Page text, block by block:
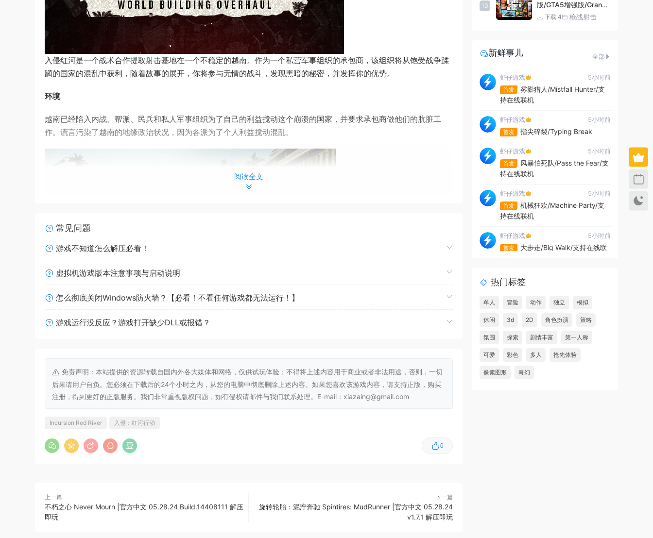
入侵红河是一个战术合作提取射击基地在一个不稳定的越南。作为一个私营军事组织的承包商，该组织将从饱受战争蹂
躏的国家的混乱中获利，随着故事的展开，你将参与无情的战斗，发现黑暗的秘密，并发挥你的优势。
环境
越南已经陷入内战。帮派、民兵和私人军事组织为了自己的利益搅动这个崩溃的国家，并要求承包商做他们的肮脏工
作。谎言污染了越南的地缘政治状况，因为各派为了个人利益搅动混乱。
来的几十年里重建并繁荣起来，特别是通过武器出口。然而，1990年苏联的解体让越南变得脆弱。西方的经济渗透和文
西方势力的私人军事组织的幌子。在接下来的两年里，美国和中国之间的秘密和秘密行动冲突导致越南社会崩溃。国际
游戏部分
阅读全文
常见问题
游戏不知道怎么解压必看！
虚拟机游戏版本注意事项与启动说明
怎么彻底关闭Windows防火墙？【必看！不看任何游戏都无法运行！】
游戏运行没反应？游戏打开缺少DLL或报错？
免责声明：本站提供的资源转载自国内外各大媒体和网络，仅供试玩体验；不得将上述内容用于商业或者非法用途，否则，一切
后果请用户自负。您必须在下载后的24个小时之内，从您的电脑中彻底删除上述内容。如果您喜欢该游戏内容，请支持正版，购买
注册，得到更好的正版服务。我们非常重视版权问题，如有侵权请邮件与我们联系处理。E-mail：xiazaing@gmail.com
0
Incursion Red River 入侵：红河行动
上一篇
不朽之心 Never Mourn |官方中文 05.28.24 Build.14408111 解压
即玩
下一篇
旋转轮胎：泥泞奔驰 Spintires: MudRunner |官方中文 05.28.24
v1.7.1 解压即玩
10
版/GTA5增强版/Grand
Theft Auto V
下载 4 枪战射击
新鲜事儿 全部
虾仔游戏 5小时前
首发
雾影猎人/Mistfall Hunter/支
持在线联机
虾仔游戏 5小时前
首发 指尖碎裂/Typing Break
虾仔游戏 5小时前
首发
风暴怕死队/Pass the Fear/支
持在线联机
虾仔游戏 5小时前
首发
机械狂欢/Machine Party/支
持在线联机
虾仔游戏 5小时前
首发
大步走/Big Walk/支持在线联
虾仔游戏
Judgment of the Archon
虾仔游戏 5小时前
虾仔游戏
热门标签
单人 冒险 动作 独立 模拟
休闲 3d 2D 角色扮演 策略
氛围 探索 剧情丰富 第一人称
可爱 彩色 多人 抢先体验
像素图形 奇幻